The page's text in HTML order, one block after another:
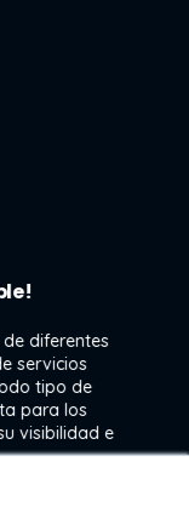
diferentes
servicios
tipo de
para los
visibilidad e